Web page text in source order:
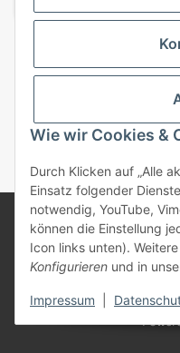
* Alle Preise inkl.
© 2025
Alle verwendeten
eingetragene
Eigentümer. Sie
Kompatibilität
Wie wir Cookies &
Durch Klicken auf „Alle
Einsatz folgender
notwendig, YouTube,
können die Einstellung
Icon links unten).
Konfigurieren und in
Impressum